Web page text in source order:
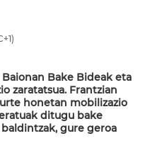
Bake Bideak eta
zaratatsua. Frantzian
honetan mobilizazio
ditugu bake
gure geroa